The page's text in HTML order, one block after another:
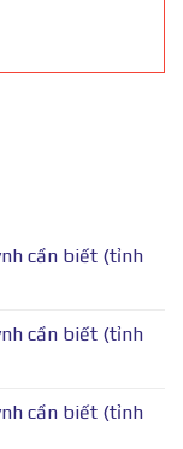
cần biết (tỉnh
cần biết (tỉnh
cần biết (tỉnh